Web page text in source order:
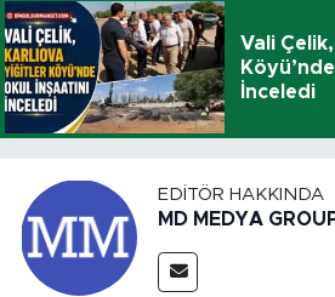
Vali
İnceledi
EDITÖR HAKKINDA
MD MEDYA